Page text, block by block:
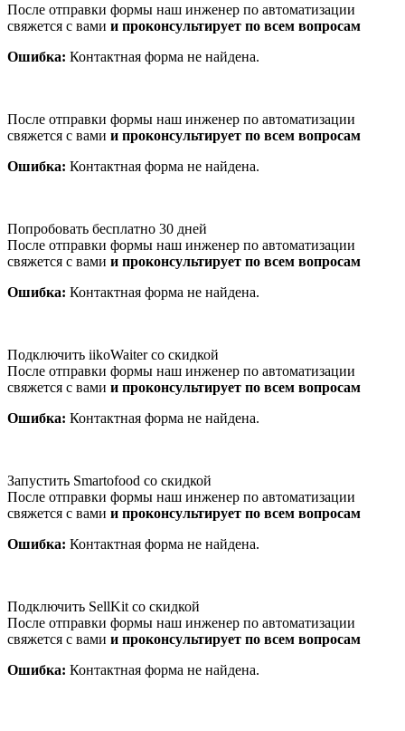
После отправки формы наш инженер по автоматизации
свяжется с вами и проконсультирует по всем вопросам
Ошибка: Контактная форма не найдена.
После отправки формы наш инженер по автоматизации
свяжется с вами и проконсультирует по всем вопросам
Ошибка: Контактная форма не найдена.
Попробовать бесплатно 30 дней
После отправки формы наш инженер по автоматизации
свяжется с вами и проконсультирует по всем вопросам
Ошибка: Контактная форма не найдена.
Подключить iikoWaiter со скидкой
После отправки формы наш инженер по автоматизации
свяжется с вами и проконсультирует по всем вопросам
Ошибка: Контактная форма не найдена.
Запустить Smartofood со скидкой
После отправки формы наш инженер по автоматизации
свяжется с вами и проконсультирует по всем вопросам
Ошибка: Контактная форма не найдена.
Подключить SellKit со скидкой
После отправки формы наш инженер по автоматизации
свяжется с вами и проконсультирует по всем вопросам
Ошибка: Контактная форма не найдена.